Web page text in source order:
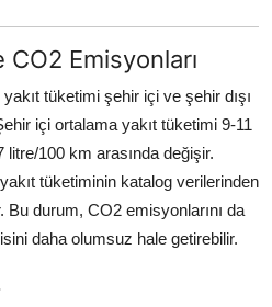
CO2 Emisyonları
tüketimi şehir içi ve şehir dışı
içi ortalama yakıt tüketimi 9-11
litre/100 km arasında değişir.
tüketiminin katalog verilerinden
durum, CO2 emisyonlarını da
daha olumsuz hale getirebilir.